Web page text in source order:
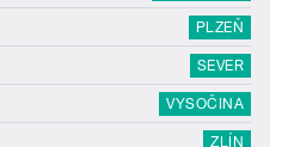
PLZEŇ
SEVER
VYSOČINA
ZLÍN